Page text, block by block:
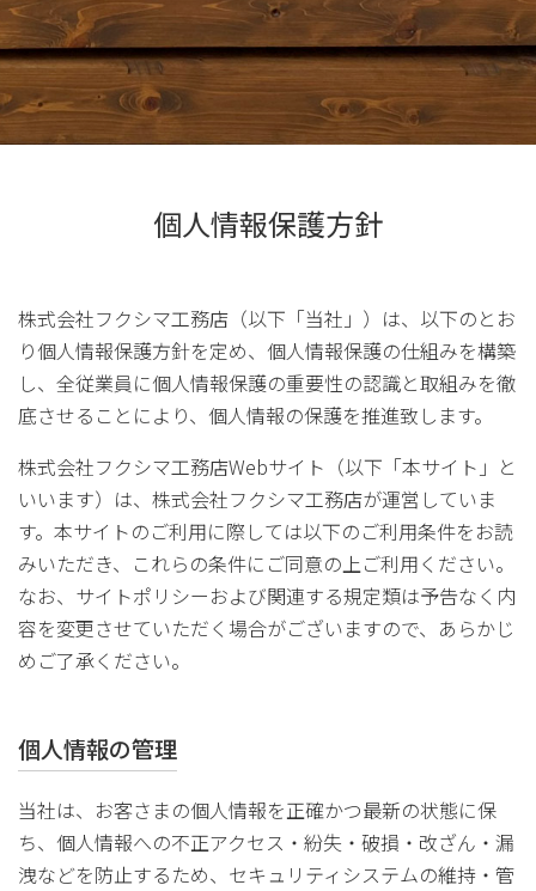
個人情報保護方針
株式会社フクシマ工務店（以下「当社」）は、以下のとお
り個人情報保護方針を定め、個人情報保護の仕組みを構築
し、全従業員に個人情報保護の重要性の認識と取組みを徹
底させることにより、個人情報の保護を推進致します。
株式会社フクシマ工務店Webサイト（以下「本サイト」と
いいます）は、株式会社フクシマ工務店が運営していま
す。本サイトのご利用に際しては以下のご利用条件をお読
みいただき、これらの条件にご同意の上ご利用ください。
なお、サイトポリシーおよび関連する規定類は予告なく内
容を変更させていただく場合がございますので、あらかじ
めご了承ください。
個人情報の管理
当社は、お客さまの個人情報を正確かつ最新の状態に保
ち、個人情報への不正アクセス・紛失・破損・改ざん・漏
洩などを防止するため、セキュリティシステムの維持・管